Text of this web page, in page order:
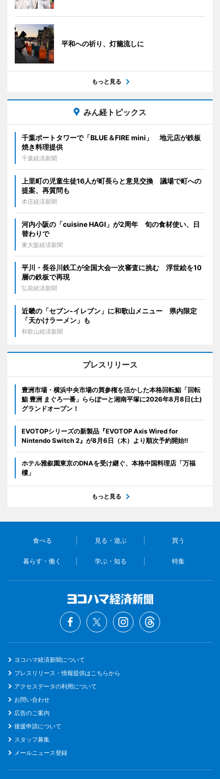
平和への祈り、灯籠流しに
もっと見る
みん経トピックス
千葉ポートタワーで「BLUE＆FIRE mini」 地元店が鉄板
焼き料理提供
千葉経済新聞
上里町の児童生徒16人が町長らと意見交換 議場で町への
提案、再質問も
本庄経済新聞
河内小阪の「cuisine HAGI」が2周年 旬の食材使い、日
替わりで
東大阪経済新聞
平川・長谷川鉄工が全国大会一次審査に挑む 浮世絵を10
層の鉄板で再現
弘前経済新聞
近畿の「セブン-イレブン」に和歌山メニュー 県内限定
「天かけラーメン」も
和歌山経済新聞
プレスリリース
豊洲市場・横浜中央市場の買参権を活かした本格回転鮨「回転
鮨 豊洲 まぐろ一番」ららぽーと湘南平塚に2026年8月8日(土)
グランドオープン！
EVOTOPシリーズの新製品『EVOTOP Axis Wired for
Nintendo Switch 2』が8月6日（木）より順次予約開始!!
ホテル雅叙園東京のDNAを受け継ぐ、本格中国料理店「万福
樓」
もっと見る
食べる 見る・遊ぶ 買う
暮らす・働く 学ぶ・知る 特集
ヨコハマ経済新聞について
プレスリリース・情報提供はこちらから
アクセスデータの利用について
お問い合わせ
広告のご案内
後援申請について
スタッフ募集
メールニュース登録